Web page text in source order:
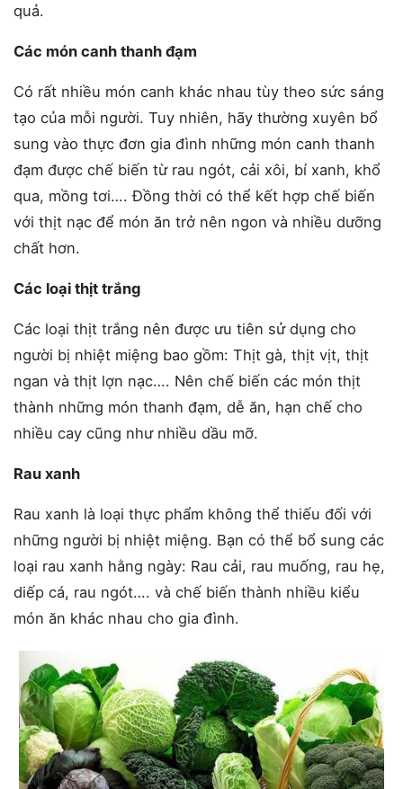
quả.
Các món canh thanh đạm
Có rất nhiều món canh khác nhau tùy theo sức sáng
tạo của mỗi người. Tuy nhiên, hãy thường xuyên bổ
sung vào thực đơn gia đình những món canh thanh
đạm được chế biến từ rau ngót, cải xôi, bí xanh, khổ
qua, mồng tơi…. Đồng thời có thể kết hợp chế biến
với thịt nạc để món ăn trở nên ngon và nhiều dưỡng
chất hơn.
Các loại thịt trắng
Các loại thịt trắng nên được ưu tiên sử dụng cho
người bị nhiệt miệng bao gồm: Thịt gà, thịt vịt, thịt
ngan và thịt lợn nạc…. Nên chế biến các món thịt
thành những món thanh đạm, dễ ăn, hạn chế cho
nhiều cay cũng như nhiều dầu mỡ.
Rau xanh
Rau xanh là loại thực phẩm không thể thiếu đối với
những người bị nhiệt miệng. Bạn có thể bổ sung các
loại rau xanh hằng ngày: Rau cải, rau muống, rau hẹ,
diếp cá, rau ngót…. và chế biến thành nhiều kiểu
món ăn khác nhau cho gia đình.